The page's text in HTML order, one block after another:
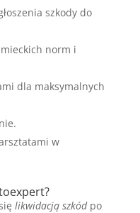
szkody do
norm i
dla maksymalnych
w
likwidacją szkódpo